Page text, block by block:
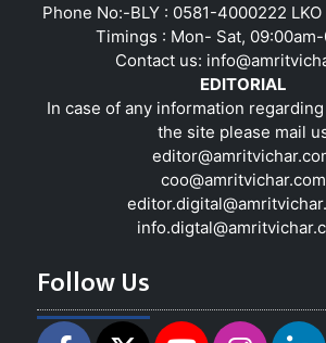
Phone No:-BLY : 0581-4000222
Timings : Mon- Sat,
Contact us:
EDITORIAL
In case of any information
the site please mail
coo@amritvichar.com
Follow Us